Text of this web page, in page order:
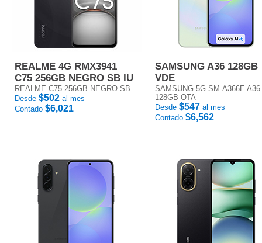
REALME 4G RMX3941
C75 256GB NEGRO SB IU
REALME C75 256GB NEGRO SB
Desde $502 al mes
Contado $6,021
SAMSUNG A36 128GB
VDE
SAMSUNG 5G SM-A366E A36
128GB OTA
Desde $547 al mes
Contado $6,562